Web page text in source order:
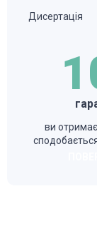
Дисертація
ви